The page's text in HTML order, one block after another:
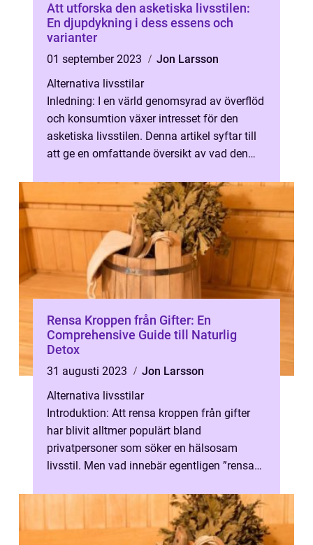
Att utforska den asketiska livsstilen:
En djupdykning i dess essens och
varianter
01 september 2023
Jon Larsson
Alternativa livsstilar
Inledning: I en värld genomsyrad av överflöd
och konsumtion växer intresset för den
asketiska livsstilen. Denna artikel syftar till
att ge en omfattande översikt av vad den
Rensa Kroppen från Gifter: En
Comprehensive Guide till Naturlig
Detox
31 augusti 2023
Jon Larsson
Alternativa livsstilar
Introduktion: Att rensa kroppen från gifter
har blivit alltmer populärt bland
privatpersoner som söker en hälsosam
livsstil. Men vad innebär egentligen ”rensa